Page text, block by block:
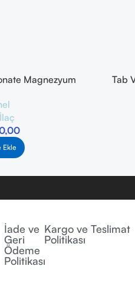
Magnezyum
Ekle
Tab
İade ve
Geri
Ödeme
Politikası
Kargo ve Teslimat
Politikası